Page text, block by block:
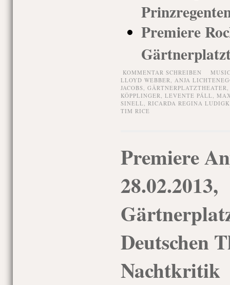
Premiere
KOMMENTAR SCHREIBEN
LLOYD WEBBER, ANJA
JACOBS, GÄRTNERPLATZTHEATER
KÖPPLINGER, LEVENTE PÁLL,
SINELL, RICARDA REGINA
TIM RICE
Premiere
28.02.2013,
Deutschen
Nachtkritik